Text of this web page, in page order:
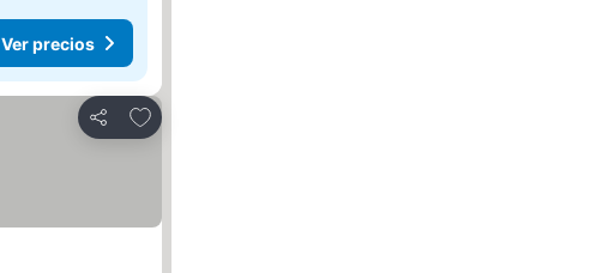
Ver precios
Compartir
Añadir a favoritos